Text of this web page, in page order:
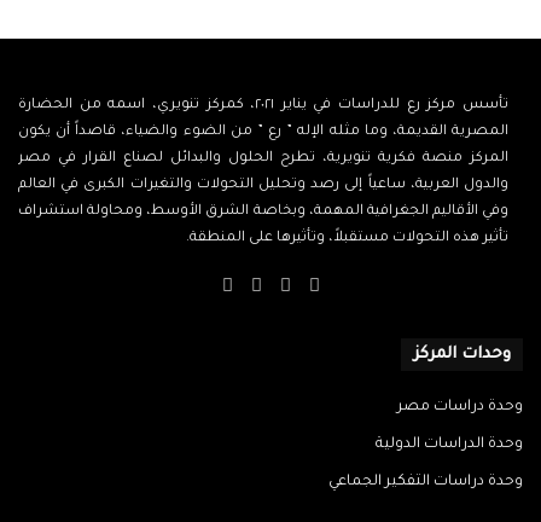
تأسس مركز رع للدراسات في يناير ٢٠٢١، كمركز تنويري، اسمه من الحضارة
المصرية القديمة، وما مثله الإله ” رع ” من الضوء والضياء، قاصداً أن يكون
المركز منصة فكرية تنويرية، تطرح الحلول والبدائل لصناع القرار في مصر
والدول العربية، ساعياً إلى رصد وتحليل التحولات والتغيرات الكبرى في العالم
وفي الأقاليم الجغرافية المهمة، وبخاصة الشرق الأوسط، ومحاولة استشراف
تأثير هذه التحولات مستقبلاً، وتأثيرها على المنطقة.
فيسبوك
‫X
‫YouTube
وحدات المركز
وحدة دراسات مصر
وحدة الدراسات الدولية
وحدة دراسات التفكير الجماعي